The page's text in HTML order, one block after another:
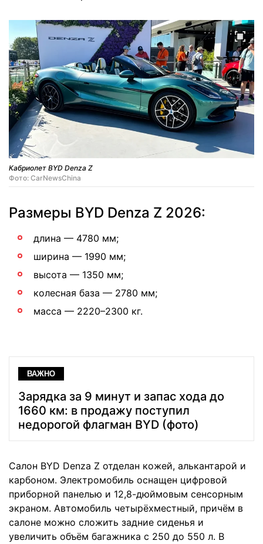
Кабриолет BYD Denza Z
Фото: CarNewsChina
Размеры BYD Denza Z 2026:
длина — 4780 мм;
ширина — 1990 мм;
высота — 1350 мм;
колесная база — 2780 мм;
масса — 2220–2300 кг.
ВАЖНО
Зарядка за 9 минут и запас хода до
1660 км: в продажу поступил
недорогой флагман BYD (фото)
Салон BYD Denza Z отделан кожей, алькантарой и
карбоном. Электромобиль оснащен цифровой
приборной панелью и 12,8-дюймовым сенсорным
экраном. Автомобиль четырёхместный, причём в
салоне можно сложить задние сиденья и
увеличить объём багажника с 250 до 550 л. В